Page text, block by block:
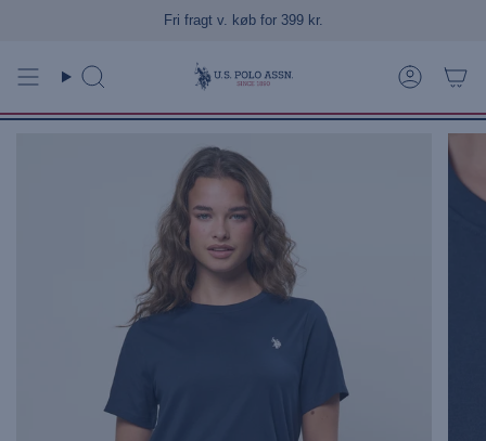
Fri fragt v. køb for 399 kr.
Søg Konto